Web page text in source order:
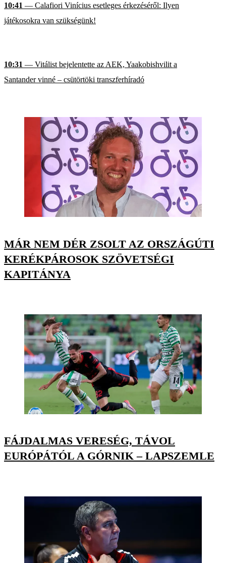
10:41 — Calafiori Vinícius esetleges érkezéséről: Ilyen
játékosokra van szükségünk!
10:31 — Vitálist bejelentette az AEK, Yaakobishvilit a
Santander vinné – csütörtöki transzferhíradó
MÁR NEM DÉR ZSOLT AZ ORSZÁGÚTI
KERÉKPÁROSOK SZÖVETSÉGI
KAPITÁNYA
FÁJDALMAS VERESÉG, TÁVOL
EURÓPÁTÓL A GÓRNIK – LAPSZEMLE